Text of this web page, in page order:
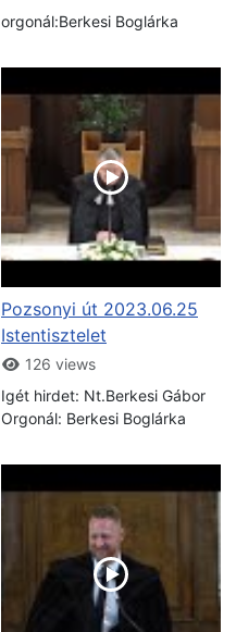
orgonál:Berkesi Boglárka
Pozsonyi út 2023.06.25
Istentisztelet
126 views
Igét hirdet: Nt.Berkesi Gábor
Orgonál: Berkesi Boglárka